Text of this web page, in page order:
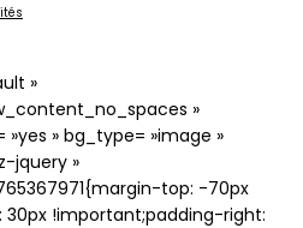
»
»
»yes » bg_type= »image »
jquery »
top: -70px
!important;padding-right: